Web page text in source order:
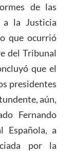
de las
a la Justicia
que ocurrió
del Tribunal
que el
presidentes
aún,
Fernando
Española, a
por la